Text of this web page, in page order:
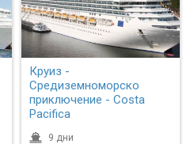
Круиз -
Средиземноморско
приключение - Costa
Pacifica
9 дни